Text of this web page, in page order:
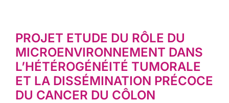
PROJET ETUDE DU RÔLE DU
MICROENVIRONNEMENT DANS
L’HÉTÉROGÉNÉITÉ TUMORALE
ET LA DISSÉMINATION PRÉCOCE
DU CANCER DU CÔLON